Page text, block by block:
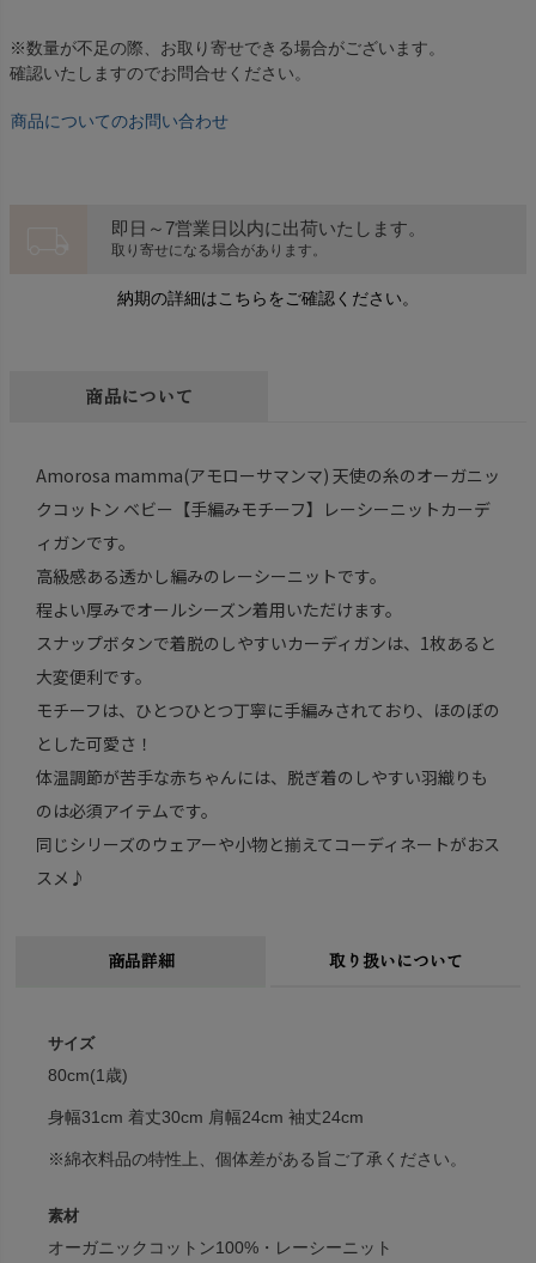
※数量が不足の際、お取り寄せできる場合がございます。
確認いたしますのでお問合せください。
商品についてのお問い合わせ
即日～7営業日以内に出荷いたします。
取り寄せになる場合があります。
納期の詳細はこちらをご確認ください。
商品について
Amorosa mamma(アモローサマンマ) 天使の糸のオーガニッ
クコットン ベビー【手編みモチーフ】レーシーニットカーデ
ィガンです。
高級感ある透かし編みのレーシーニットです。
程よい厚みでオールシーズン着用いただけます。
スナップボタンで着脱のしやすいカーディガンは、1枚あると
大変便利です。
モチーフは、ひとつひとつ丁寧に手編みされており、ほのぼの
とした可愛さ！
体温調節が苦手な赤ちゃんには、脱ぎ着のしやすい羽織りも
のは必須アイテムです。
同じシリーズのウェアーや小物と揃えてコーディネートがおス
スメ♪
商品詳細 取り扱いについて
サイズ
80cm(1歳)
身幅31cm 着丈30cm 肩幅24cm 袖丈24cm
※綿衣料品の特性上、個体差がある旨ご了承ください。
素材
オーガニックコットン100%・レーシーニット